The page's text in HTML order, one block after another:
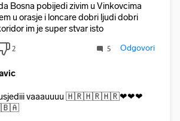
Bosna pobijedi zivim u Vinkovcima
u orasje i loncare dobri ljudi dobri
im je super stvar isto
2 5 Odgovori
vaaauuuu 🇭🇷🇭🇷🇭🇷❤❤❤